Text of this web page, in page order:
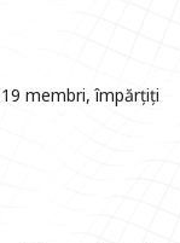
membri, împărțiți